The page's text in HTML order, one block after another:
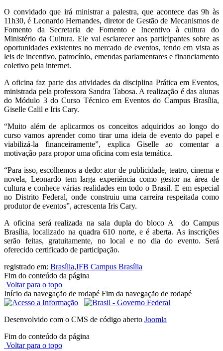
O convidado que irá ministrar a palestra, que acontece das 9h às
11h30, é Leonardo Hernandes, diretor de Gestão de Mecanismos de
Fomento da Secretaria de Fomento e Incentivo à cultura do
Ministério da Cultura. Ele vai esclarecer aos participantes sobre as
oportunidades existentes no mercado de eventos, tendo em vista as
leis de incentivo, patrocínio, emendas parlamentares e financiamento
coletivo pela internet.
A oficina faz parte das atividades da disciplina Prática em Eventos,
ministrada pela professora Sandra Tabosa. A realização é das alunas
do Módulo 3 do Curso Técnico em Eventos do Campus Brasília,
Giselle Calil e Iris Cary.
“Muito além de aplicarmos os conceitos adquiridos ao longo do
curso vamos aprender como tirar uma ideia de evento do papel e
viabilizá-la financeiramente”, explica Giselle ao comentar a
motivação para propor uma oficina com esta temática.
“Para isso, escolhemos a dedo: ator de publicidade, teatro, cinema e
novela, Leonardo tem larga experiência como gestor na área de
cultura e conhece várias realidades em todo o Brasil. E em especial
no Distrito Federal, onde construiu uma carreira respeitada como
produtor de eventos”, acrescenta Iris Cary.
A oficina será realizada na sala dupla do bloco A do Campus
Brasília, localizado na quadra 610 norte, e é aberta. As inscrições
serão feitas, gratuitamente, no local e no dia do evento. Será
oferecido certificado de participação.
registrado em: Brasília,IFB Campus Brasília
Fim do conteúdo da página
Voltar para o topo
Início da navegação de rodapé Fim da navegação de rodapé
Desenvolvido com o CMS de código aberto Joomla
Fim do conteúdo da página
Voltar para o topo